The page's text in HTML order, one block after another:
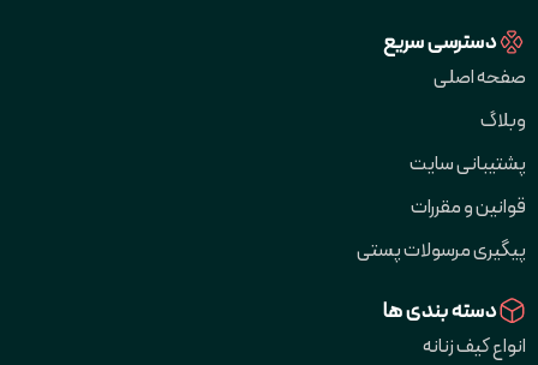
دسترسی سریع
صفحه اصلی
وبلاگ
پشتیبانی سایت
قوانین و مقررات
پیگیری مرسولات پستی
دسته بندی ها
انواع کیف زنانه